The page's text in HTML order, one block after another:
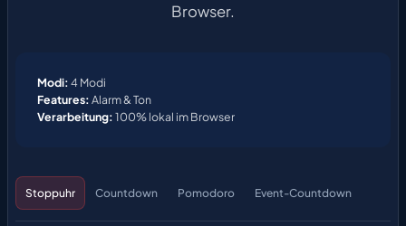
Browser.
Modi:4 Modi
Features:Alarm & Ton
Verarbeitung:100% lokal im Browser
Stoppuhr Countdown Pomodoro Event-Countdown